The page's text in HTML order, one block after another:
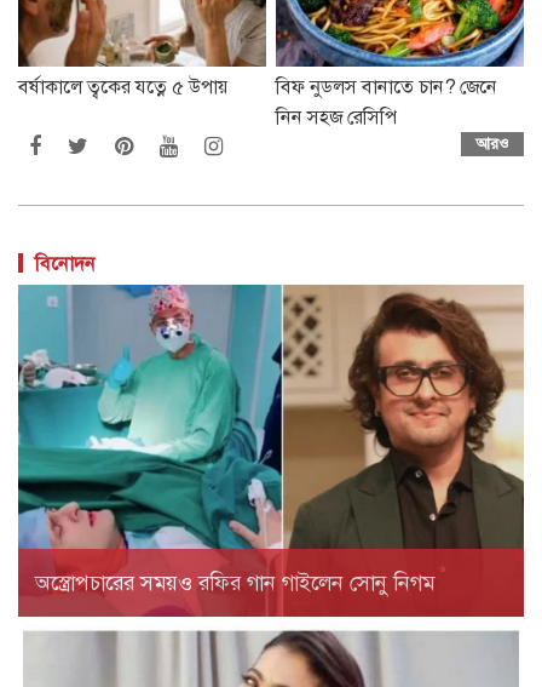
বর্ষাকালে ত্বকের যত্নে ৫ উপায়
বিফ নুডলস বানাতে চান? জেনে
নিন সহজ রেসিপি
আরও
বিনোদন
অস্ত্রোপচারের সময়ও রফির গান গাইলেন সোনু নিগম